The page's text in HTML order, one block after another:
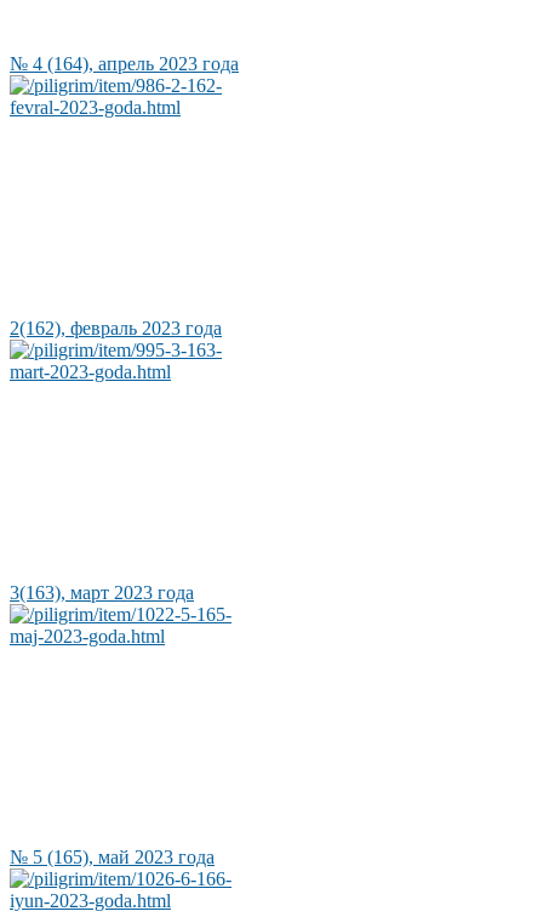
№ 4 (164), апрель 2023 года
2(162), февраль 2023 года
3(163), март 2023 года
№ 5 (165), май 2023 года